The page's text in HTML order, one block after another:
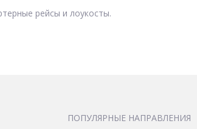
рейсы и лоукосты.
ПОПУЛЯРНЫЕ НАПРАВЛЕНИЯ